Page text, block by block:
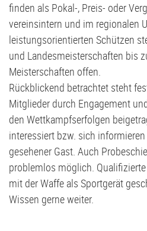
finden als Pokal-, Preis- oder
vereinsintern und im regionalen
leistungsorientierten Schützen
und Landesmeisterschaften bis
Meisterschaften offen.
Rückblickend betrachtet steht
Mitglieder durch Engagement
den Wettkampfserfolgen
interessiert bzw. sich
gesehener Gast. Auch
problemlos möglich.
mit der Waffe als Sportgerät
Wissen gerne weiter.
E3-Jugend - TSV Klausdorf III
F1-Jugend - TSV Klausdorf U9
F2-Jugend - TSV Klausdorf U8
G-Jugend - TSV Klausdorf U7
G2-Jugend - TSV Klausdorf U6